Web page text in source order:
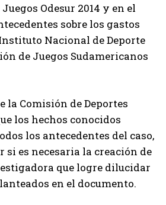
Odesur 2014 y en el
sobre los gastos
Nacional de Deporte
de Juegos Sudamericanos
la Comisión de Deportes
los hechos conocidos
los antecedentes del caso,
si es necesaria la creación de
que logre dilucidar
en el documento.